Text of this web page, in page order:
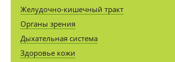
Желудочно-кишечный тракт
Органы зрения
Дыхательная система
Здоровье кожи